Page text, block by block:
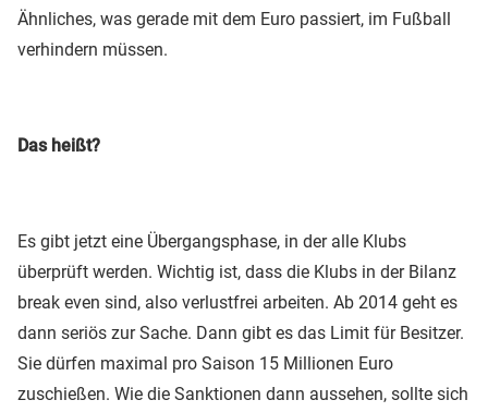
Ähnliches, was gerade mit dem Euro passiert, im Fußball
verhindern müssen.
Das heißt?
Es gibt jetzt eine Übergangsphase, in der alle Klubs
überprüft werden. Wichtig ist, dass die Klubs in der Bilanz
break even sind, also verlustfrei arbeiten. Ab 2014 geht es
dann seriös zur Sache. Dann gibt es das Limit für Besitzer.
Sie dürfen maximal pro Saison 15 Millionen Euro
zuschießen. Wie die Sanktionen dann aussehen, sollte sich